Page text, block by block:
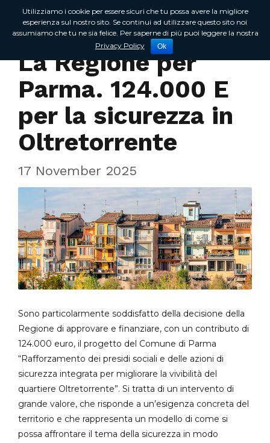
In Regione
La Regione per
Parma. 124.000 E
per la sicurezza in
Oltretorrente
17 November 2025
Sono particolarmente soddisfatto della decisione della
Regione di approvare e finanziare, con un contributo di
124.000 euro, il progetto del Comune di Parma
“Rafforzamento dei presidi sociali e delle azioni di
sicurezza integrata per migliorare la vivibilità del
quartiere Oltretorrente”. Si tratta di un intervento di
grande valore, che risponde a un’esigenza concreta del
territorio e che rappresenta un modello di come si
possa affrontare il tema della sicurezza in modo
Utilizziamo i cookie per essere sicuri che tu possa avere la migliore
esperienza sul nostro sito. Se continui ad utilizzare questo sito noi
assumiamo che tu ne sia felice. Per saperne di più puoi leggere la nostra
Privacy Policy
Ok